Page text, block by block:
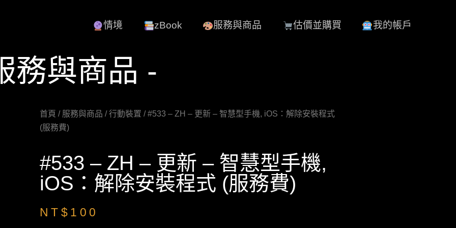
情境 zBook 服務與商品 估價並購買 我的帳戶
務與商品 -
首頁 / 服務與商品 /行動裝置 / #533 – ZH – 更新 – 智慧型手機, iOS：解除安裝程式
(服務費)
#533 – ZH – 更新 – 智慧型手機,
iOS：解除安裝程式 (服務費)
NT$ 100